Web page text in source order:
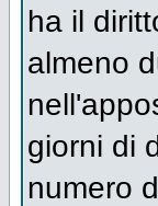
ha il
almeno
giorni di
numero